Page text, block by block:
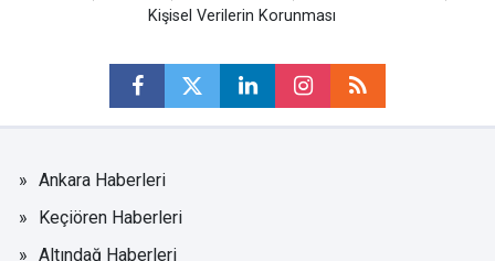
Kişisel Verilerin Korunması
Ankara Haberleri
Keçiören Haberleri
Altındağ Haberleri